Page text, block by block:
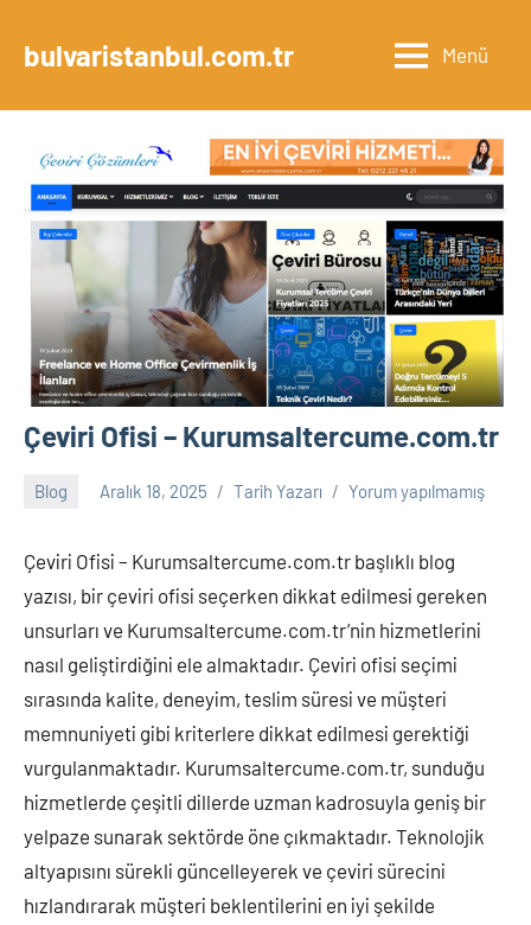
geçbulvaristanbul.com.tr Menü
Çeviri Ofisi – Kurumsaltercume.com.tr
Blog Aralık 18, 2025 Tarih Yazarı Yorum yapılmamış
Çeviri Ofisi – Kurumsaltercume.com.tr başlıklı blog
yazısı, bir çeviri ofisi seçerken dikkat edilmesi gereken
unsurları ve Kurumsaltercume.com.tr’nin hizmetlerini
nasıl geliştirdiğini ele almaktadır. Çeviri ofisi seçimi
sırasında kalite, deneyim, teslim süresi ve müşteri
memnuniyeti gibi kriterlere dikkat edilmesi gerektiği
vurgulanmaktadır. Kurumsaltercume.com.tr, sunduğu
hizmetlerde çeşitli dillerde uzman kadrosuyla geniş bir
yelpaze sunarak sektörde öne çıkmaktadır. Teknolojik
altyapısını sürekli güncelleyerek ve çeviri sürecini
hızlandırarak müşteri beklentilerini en iyi şekilde